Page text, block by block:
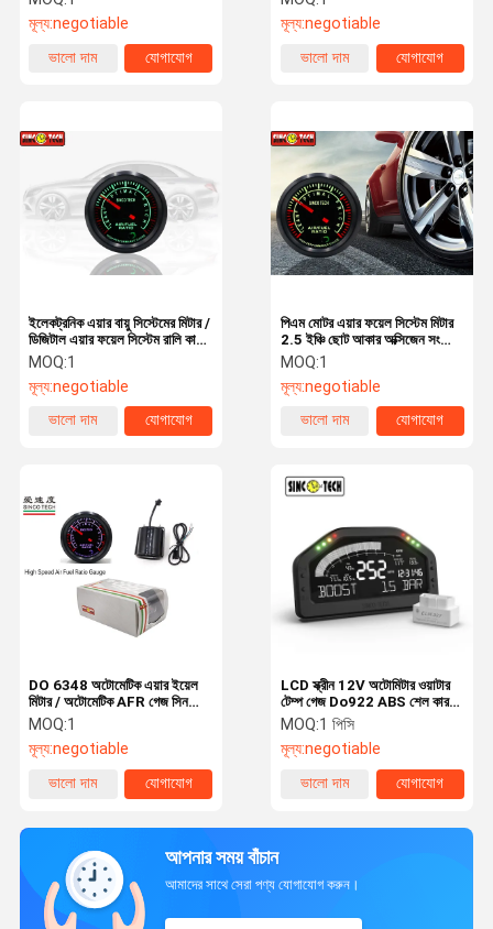
মূল্য:negotiable
ভালো দাম
যোগাযোগ
মূল্য:negotiable
ভালো দাম
যোগাযোগ
ইলেকট্রনিক এয়ার বায়ু সিস্টেমের মিটার /
ডিজিটাল এয়ার ফয়েল সিস্টেম রালি কার
জন্য গেজ
MOQ:1
মূল্য:negotiable
ভালো দাম
যোগাযোগ
পিএম মোটর এয়ার ফয়েল সিস্টেম মিটার
2.5 ইঞ্চি ছোট আকার অক্সিজেন সংযোগ
ডিজিটাল AFR গেজ
MOQ:1
মূল্য:negotiable
ভালো দাম
যোগাযোগ
DO 6348 অটোমেটিক এয়ার ইয়েল
মিটার / অটোমেটিক AFR গেজ সিনকো
TECH সিই অনুমোদিত
MOQ:1
মূল্য:negotiable
ভালো দাম
যোগাযোগ
LCD স্ক্রীন 12V অটোমিটার ওয়াটার
টেম্প গেজ Do922 ABS শেল কার
আরপিএম মিটার
MOQ:1 পিসি
মূল্য:negotiable
ভালো দাম
যোগাযোগ
আপনার সময় বাঁচান
আমাদের সাথে সেরা পণ্য যোগাযোগ করুন।